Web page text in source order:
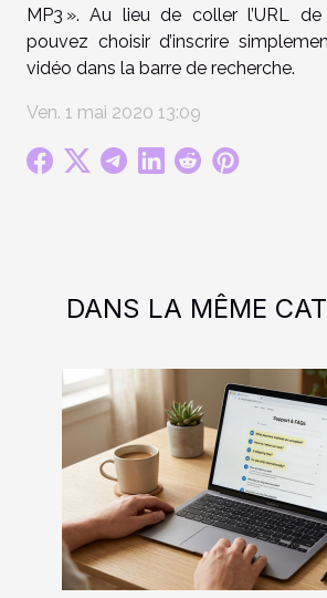
MP3 ». Au lieu de coller l’URL
pouvez choisir d’inscrire
vidéo dans la barre de recherche.
Ven. 1 mai 2020 13:09
DANS LA MÊME